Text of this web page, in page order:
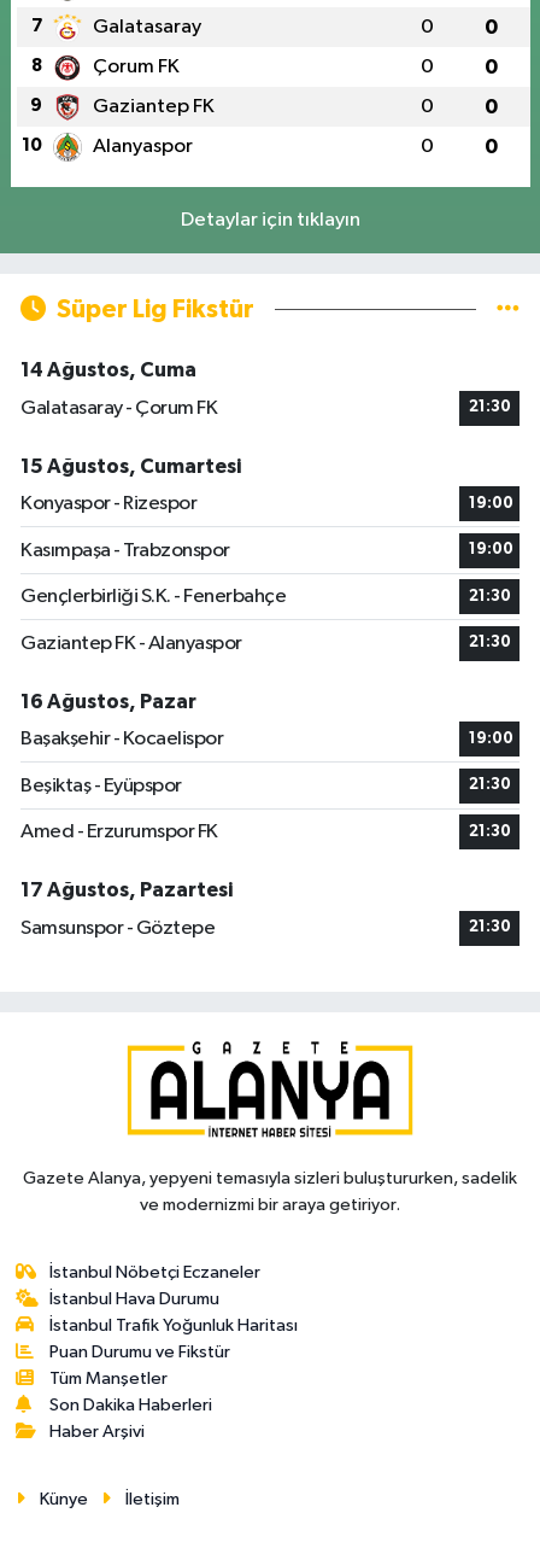
7 Galatasaray 0 0
8 Çorum FK 0 0
9 Gaziantep FK 0 0
10 Alanyaspor 0 0
Detaylar için tıklayın
Süper Lig Fikstür
14 Ağustos, Cuma
Galatasaray - Çorum FK
21:30
15 Ağustos, Cumartesi
Konyaspor - Rizespor
19:00
Kasımpaşa - Trabzonspor 19:00
Gençlerbirliği S.K. - Fenerbahçe 21:30
Gaziantep FK - Alanyaspor 21:30
16 Ağustos, Pazar
Başakşehir - Kocaelispor
19:00
Beşiktaş - Eyüpspor 21:30
Amed - Erzurumspor FK 21:30
17 Ağustos, Pazartesi
Samsunspor - Göztepe
21:30
Gazete Alanya, yepyeni temasıyla sizleri buluştururken, sadelik
ve modernizmi bir araya getiriyor.
İstanbul Nöbetçi Eczaneler
İstanbul Hava Durumu
İstanbul Trafik Yoğunluk Haritası
Puan Durumu ve Fikstür
Tüm Manşetler
Son Dakika Haberleri
Haber Arşivi
Künye İletişim